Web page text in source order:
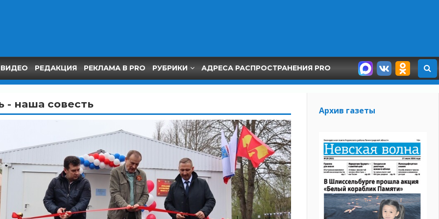
ВИДЕО РЕДАКЦИЯ РЕКЛАМА В PRO РУБРИКИ АДРЕСА РАСПРОСТРАНЕНИЯ PRO
- наша совесть
Архив газеты